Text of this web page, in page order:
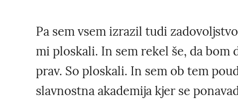
Pa sem vsem izrazil tudi
mi ploskali. In sem rekel še, da
prav. So ploskali. In sem ob tem
slavnostna akademija kjer se